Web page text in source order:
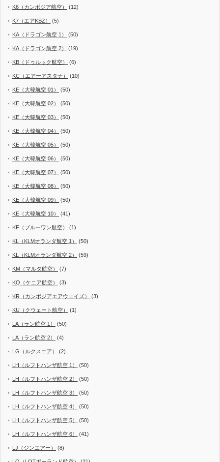
K6（カンボジア航空） (12)
K7（エアKBZ） (5)
KA（ドラゴン航空 1） (50)
KA（ドラゴン航空 2） (19)
KB（ドゥルック航空） (6)
KC（エアーアスタナ） (10)
KE（大韓航空 01） (50)
KE（大韓航空 02） (50)
KE（大韓航空 03） (50)
KE（大韓航空 04） (50)
KE（大韓航空 05） (50)
KE（大韓航空 06） (50)
KE（大韓航空 07） (50)
KE（大韓航空 08） (50)
KE（大韓航空 09） (50)
KE（大韓航空 10） (41)
KF（ブルーワン航空） (1)
KL（KLMオランダ航空 1） (50)
KL（KLMオランダ航空 2） (59)
KM（マルタ航空） (7)
KQ（ケニア航空） (3)
KR（カンボジアエアウェイズ） (3)
KU（クウェート航空） (1)
LA（ラン航空 1） (50)
LA（ラン航空 2） (4)
LG（ルクスエア） (2)
LH（ルフトハンザ航空 1） (50)
LH（ルフトハンザ航空 2） (50)
LH（ルフトハンザ航空 3） (50)
LH（ルフトハンザ航空 4） (50)
LH（ルフトハンザ航空 5） (50)
LH（ルフトハンザ航空 6） (41)
LJ（ジンエアー） (8)